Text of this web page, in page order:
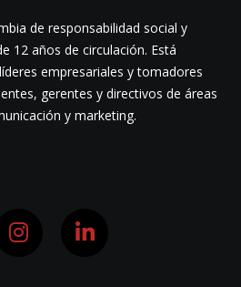
de responsabilidad social y
12 años de circulación. Está
empresariales y tomadores
gerentes y directivos de áreas
y marketing.